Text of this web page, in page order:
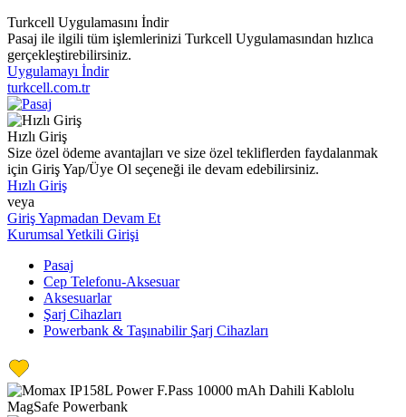
Turkcell Uygulamasını İndir
Pasaj ile ilgili tüm işlemlerinizi Turkcell Uygulamasından hızlıca
gerçekleştirebilirsiniz.
Uygulamayı İndir
turkcell.com.tr
Hızlı Giriş
Size özel ödeme avantajları ve size özel tekliflerden faydalanmak
için Giriş Yap/Üye Ol seçeneği ile devam edebilirsiniz.
Hızlı Giriş
veya
Giriş Yapmadan Devam Et
Kurumsal Yetkili Girişi
Pasaj
Cep Telefonu-Aksesuar
Aksesuarlar
Şarj Cihazları
Powerbank & Taşınabilir Şarj Cihazları